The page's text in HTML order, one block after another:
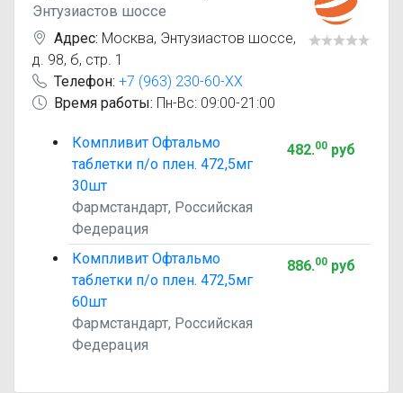
Энтузиастов шоссе
Адрес: Москва, Энтузиастов шоссе,
д. 98, б, стр. 1
Телефон: +7 (963) 230-60-XX
Время работы: Пн-Вс: 09:00-21:00
Компливит Офтальмо
таблетки п/о плен. 472,5мг
30шт
Фармстандарт, Российская
Федерация
482.00руб
Компливит Офтальмо
таблетки п/о плен. 472,5мг
60шт
Фармстандарт, Российская
Федерация
886.00руб